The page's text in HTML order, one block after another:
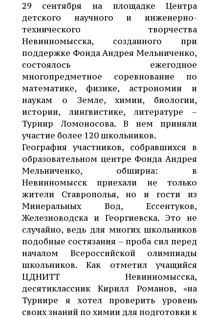
29 сентября на площадке Центра
детского научного и инженерно-
технического творчества
Невинномысска, созданного при
поддержке Фонда Андрея Мельниченко,
состоялось ежегодное
многопредметное соревнование по
математике, физике, астрономии и
наукам о Земле, химии, биологии,
истории, лингвистике, литературе –
Турнир Ломоносова. В нем приняли
участие более 120 школьников.
География участников, собравшихся в
образовательном центре Фонда Андрея
Мельниченко, обширна: в
Невинномысск приехали не только
жители Ставрополья, но и гости из
Минеральных Вод, Ессентуков,
Железноводска и Георгиевска. Это не
случайно, ведь для многих школьников
подобные состязания – проба сил перед
началом Всероссийской олимпиады
школьников. Как отметил учащийся
ЦДНИТТ Невинномысска,
десятиклассник Кирилл Романов, «на
Турнире я хотел проверить уровень
своих знаний по химии для подготовки к